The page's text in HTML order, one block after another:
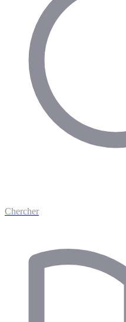
Chercher